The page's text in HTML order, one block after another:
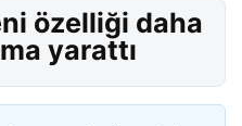
özelliği daha
yarattı